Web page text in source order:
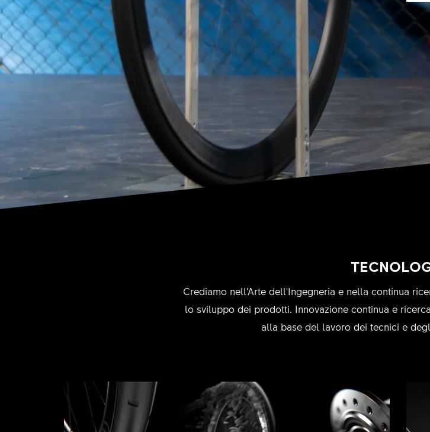
Crediamo nell'Arte dell'Ingegneria e nella continua
lo sviluppo dei prodotti. Innovazione continua e
alla base del lavoro dei tecnici e